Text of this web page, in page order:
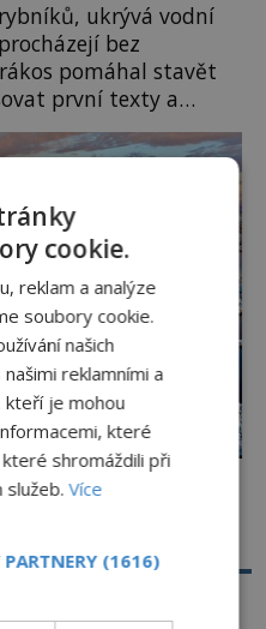
ukrývá vodní
bez
pomáhal stavět
první texty a
skromná, ale
už tisíce let.
jako obyčejnou kulisu
podívat […]
Zemi: Kde
všemu
bodem mrazu,
kde celé roky
cookie.
reklam a analýze
soubory cookie.
našich
reklamními a
kteří je mohou
které
shromáždili při
služeb.Více
(1616)